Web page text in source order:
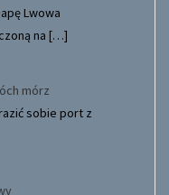
Lwowa
na […]
mórz
sobie port z